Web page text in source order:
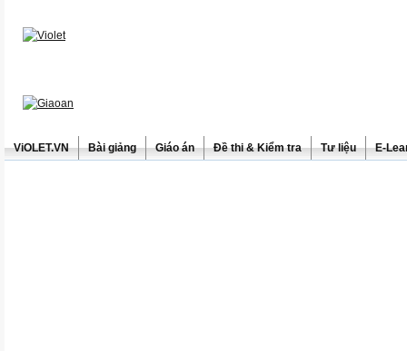
ViOLET.VN Bài giảng Giáo án Đề thi & Kiểm tra Tư liệu E-